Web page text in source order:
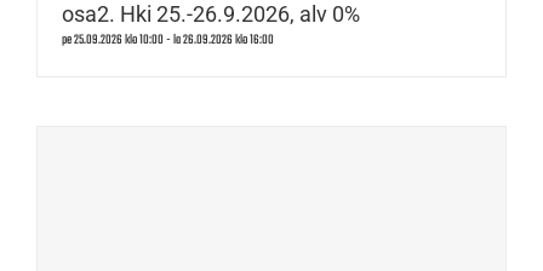
osa2. Hki 25.-26.9.2026, alv 0%
pe 25.09.2026 klo 10:00-la 26.09.2026 klo 16:00